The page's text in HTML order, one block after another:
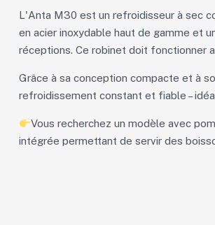
L'Anta M30 est un refroidisseur à sec
en acier inoxydable haut de gamme et
réceptions. Ce robinet doit fonctionner
Grâce à sa conception compacte et à
refroidissement constant et fiable –
Vous recherchez un modèle avec
intégrée permettant de servir des